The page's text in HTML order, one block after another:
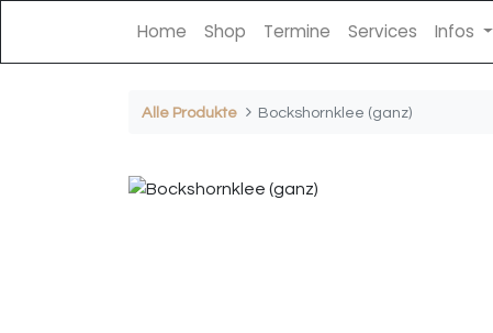
Home Shop Termine Services Infos
Alle Produkte Bockshornklee (ganz)